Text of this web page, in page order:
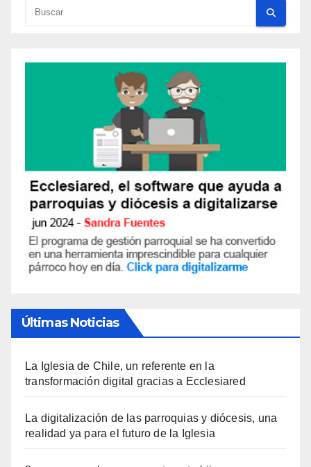
Últimas Noticias
La Iglesia de Chile, un referente en la
transformación digital gracias a Ecclesiared
La digitalización de las parroquias y diócesis, una
realidad ya para el futuro de la Iglesia